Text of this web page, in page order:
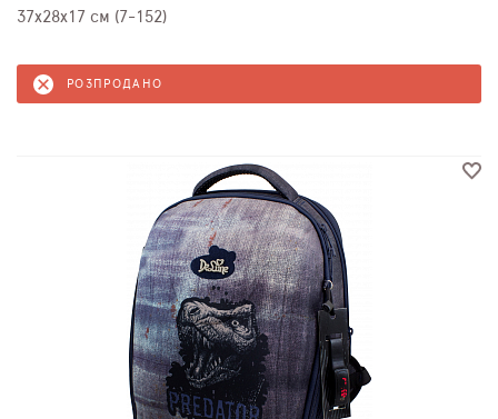
37х28х17 см (7-152)
РОЗПРОДАНО